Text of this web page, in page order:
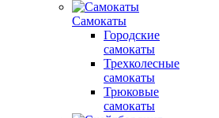
Самокаты
Городские
самокаты
Трехколесные
самокаты
Трюковые
самокаты